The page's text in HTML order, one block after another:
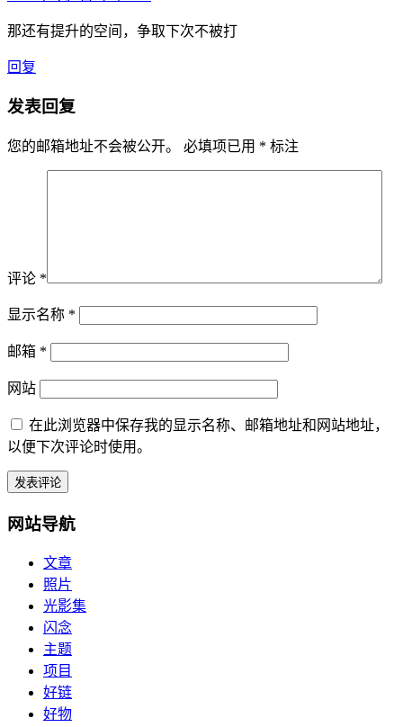
那还有提升的空间，争取下次不被打
回复
发表回复
您的邮箱地址不会被公开。 必填项已用 * 标注
评论 *
显示名称 *
邮箱 *
网站
在此浏览器中保存我的显示名称、邮箱地址和网站地址，
以便下次评论时使用。
网站导航
文章
照片
光影集
闪念
主题
项目
好链
好物